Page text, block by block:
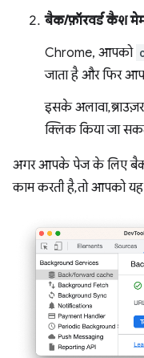
बैक/फ़ॉरवर्ड कैश
Chrome, आपको
जाता है और फिर
इसके अलावा,
क्लिक किया जा
अगर आपके पेज के लिए बैक/
काम करती है, तो आपको